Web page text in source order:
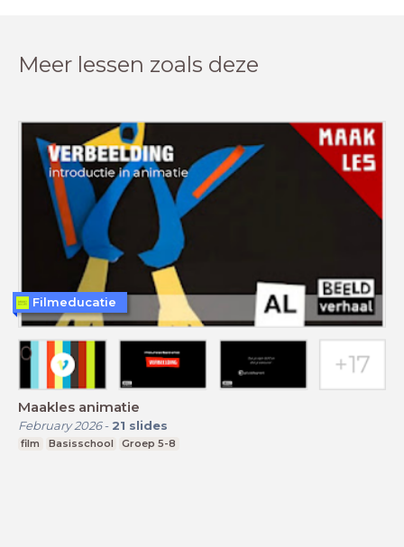
Meer lessen zoals deze
Maakles animatie
February 2026- 21 slides
film Basisschool Groep 5-8
Filmeducatie